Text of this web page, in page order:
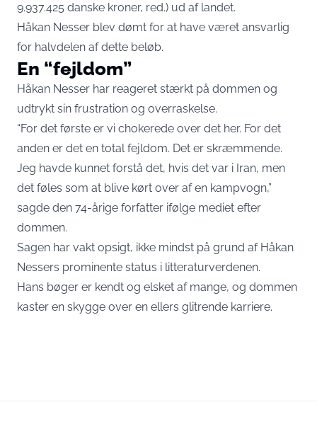
9.937.425 danske kroner, red.) ud af landet.
Håkan Nesser blev dømt for at have været ansvarlig
for halvdelen af dette beløb.
En “fejldom”
Håkan Nesser har reageret stærkt på dommen og
udtrykt sin frustration og overraskelse.
“For det første er vi chokerede over det her. For det
anden er det en total fejldom. Det er skræmmende.
Jeg havde kunnet forstå det, hvis det var i Iran, men
det føles som at blive kørt over af en kampvogn,”
sagde den 74-årige forfatter ifølge mediet efter
dommen.
Sagen har vakt opsigt, ikke mindst på grund af Håkan
Nessers prominente status i litteraturverdenen.
Hans bøger er kendt og elsket af mange, og dommen
kaster en skygge over en ellers glitrende karriere.